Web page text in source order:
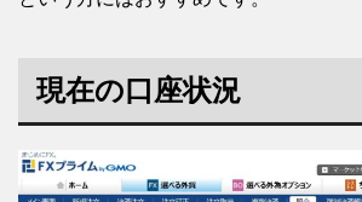
現在の口座状況